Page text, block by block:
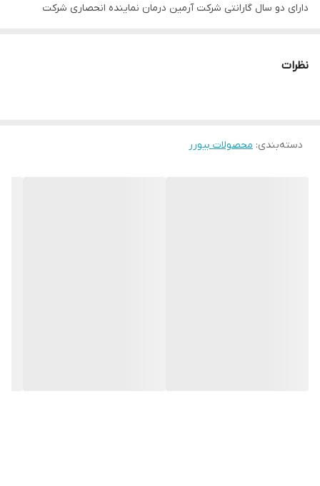
دارای دو سال گارانتی شرکت آرمین درمان نماینده انحصاری شرکت
نظرات
دسته‌بندی: محصولات بیورر